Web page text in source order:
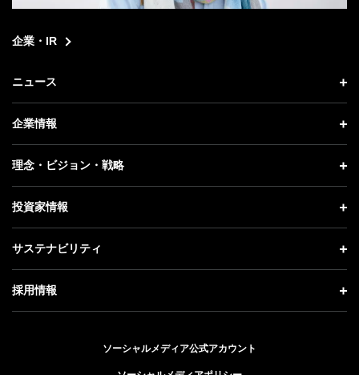
企業・IR
ニュース
ニュース トップ
プレスリリース
更新情報
記者説明会
企業情報
企業情報 トップ
社長メッセージ
事業紹介
ガバナンス
理念・ビジョン・戦略
理念・ビジョン・戦略 トップ
成長戦略「Activate AI for Society」
人材戦略
投資家情報
投資家情報 トップ
経営方針
サステナビリティ
サステナビリティ トップ
トップメッセージ
ESG方針・体制
採用情報
ソーシャルメディア公式アカウント